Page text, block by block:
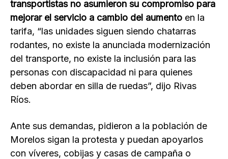
transportistas no asumieron su compromiso para
mejorar el servicio a cambio del aumento en la
tarifa, “las unidades siguen siendo chatarras
rodantes, no existe la anunciada modernización
del transporte, no existe la inclusión para las
personas con discapacidad ni para quienes
deben abordar en silla de ruedas”, dijo Rivas
Ríos.
Ante sus demandas, pidieron a la población de
Morelos sigan la protesta y puedan apoyarlos
con víveres, cobijas y casas de campaña o